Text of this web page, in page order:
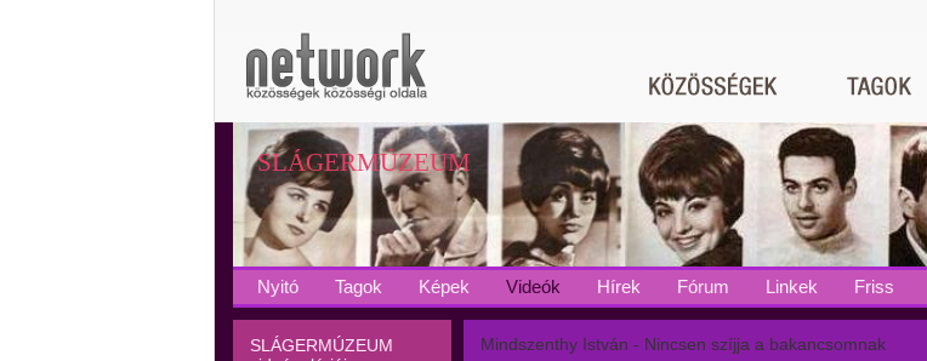
SLÁGERMÚZEUM
Nyitó Tagok Képek Videók Hírek Fórum Linkek Friss
SLÁGERMÚZEUM
Mindszenthy István - Nincsen szíjja a bakancsomnak